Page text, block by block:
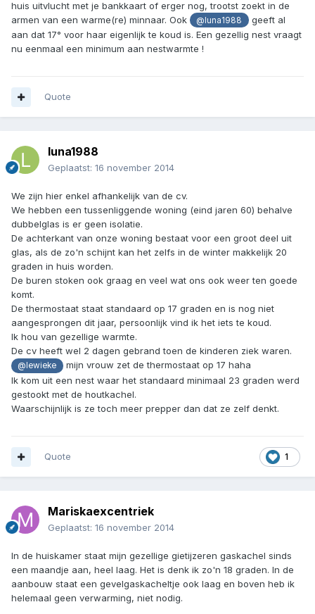
huis uitvlucht met je bankkaart of erger nog, trootst zoekt in de
armen van een warme(re) minnaar. Ook
@luna1988
geeft al
aan dat 17° voor haar eigenlijk te koud is. Een gezellig nest vraagt
nu eenmaal een minimum aan nestwarmte !
Quote
luna1988
Geplaatst: 16 november 2014
We zijn hier enkel afhankelijk van de cv.
We hebben een tussenliggende woning (eind jaren 60) behalve
dubbelglas is er geen isolatie.
De achterkant van onze woning bestaat voor een groot deel uit
glas, als de zo'n schijnt kan het zelfs in de winter makkelijk 20
graden in huis worden.
De buren stoken ook graag en veel wat ons ook weer ten goede
komt.
De thermostaat staat standaard op 17 graden en is nog niet
aangesprongen dit jaar, persoonlijk vind ik het iets te koud.
Ik hou van gezellige warmte.
De cv heeft wel 2 dagen gebrand toen de kinderen ziek waren.
@lewieke
mijn vrouw zet de thermostaat op 17 haha
Ik kom uit een nest waar het standaard minimaal 23 graden werd
gestookt met de houtkachel.
Waarschijnlijk is ze toch meer prepper dan dat ze zelf denkt.
1
Quote
Mariskaexcentriek
Geplaatst: 16 november 2014
In de huiskamer staat mijn gezellige gietijzeren gaskachel sinds
een maandje aan, heel laag. Het is denk ik zo'n 18 graden. In de
aanbouw staat een gevelgaskacheltje ook laag en boven heb ik
helemaal geen verwarming, niet nodig.